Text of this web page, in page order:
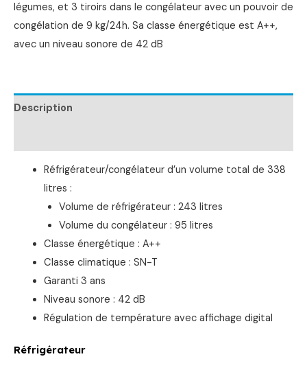
légumes, et 3 tiroirs dans le congélateur avec un pouvoir de
congélation de 9 kg/24h. Sa classe énergétique est A++,
avec un niveau sonore de 42 dB
Description
Réfrigérateur/congélateur d’un volume total de 338
litres :
Volume de réfrigérateur : 243 litres
Volume du congélateur : 95 litres
Classe énergétique : A++
Classe climatique : SN-T
Garanti 3 ans
Niveau sonore : 42 dB
Régulation de température avec affichage digital
Réfrigérateur